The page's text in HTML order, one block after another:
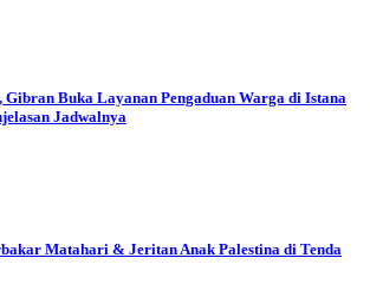
Gibran Buka Layanan Pengaduan Warga di Istana
Jadwalnya
Matahari & Jeritan Anak Palestina di Tenda